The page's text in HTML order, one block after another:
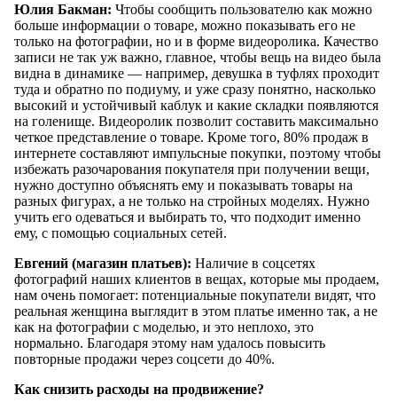
Юлия Бакман: Чтобы сообщить пользователю как можно
больше информации о товаре, можно показывать его не
только на фотографии, но и в форме видеоролика. Качество
записи не так уж важно, главное, чтобы вещь на видео была
видна в динамике — например, девушка в туфлях проходит
туда и обратно по подиуму, и уже сразу понятно, насколько
высокий и устойчивый каблук и какие складки появляются
на голенище. Видеоролик позволит составить максимально
четкое представление о товаре. Кроме того, 80% продаж в
интернете составляют импульсные покупки, поэтому чтобы
избежать разочарования покупателя при получении вещи,
нужно доступно объяснять ему и показывать товары на
разных фигурах, а не только на стройных моделях. Нужно
учить его одеваться и выбирать то, что подходит именно
ему, с помощью социальных сетей.
Евгений (магазин платьев): Наличие в соцсетях
фотографий наших клиентов в вещах, которые мы продаем,
нам очень помогает: потенциальные покупатели видят, что
реальная женщина выглядит в этом платье именно так, а не
как на фотографии с моделью, и это неплохо, это
нормально. Благодаря этому нам удалось повысить
повторные продажи через соцсети до 40%.
Как снизить расходы на продвижение?